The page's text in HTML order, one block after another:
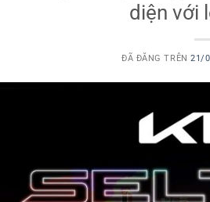
diện với
ĐÃ ĐĂNG TRÊN21/